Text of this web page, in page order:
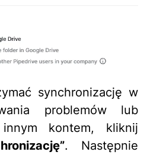
synchronizację w
problemów lub
kontem, kliknij
. Następnie